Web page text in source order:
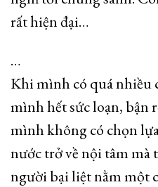
rất hiện đại…
…
Khi mình có quá nhiều
mình hết sức loạn, bận
mình không có chọn
nước trở về nội tâm mà
người bại liệt nằm một